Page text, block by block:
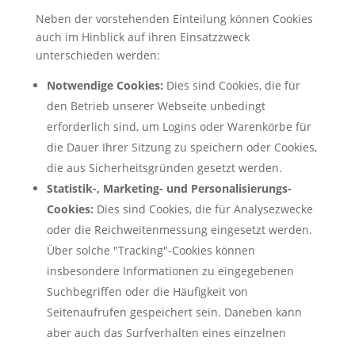
Neben der vorstehenden Einteilung können Cookies
auch im Hinblick auf ihren Einsatzzweck
unterschieden werden:
Notwendige Cookies: Dies sind Cookies, die für
den Betrieb unserer Webseite unbedingt
erforderlich sind, um Logins oder Warenkörbe für
die Dauer Ihrer Sitzung zu speichern oder Cookies,
die aus Sicherheitsgründen gesetzt werden.
Statistik-, Marketing- und Personalisierungs-
Cookies: Dies sind Cookies, die für Analysezwecke
oder die Reichweitenmessung eingesetzt werden.
Über solche "Tracking"-Cookies können
insbesondere Informationen zu eingegebenen
Suchbegriffen oder die Häufigkeit von
Seitenaufrufen gespeichert sein. Daneben kann
aber auch das Surfverhalten eines einzelnen